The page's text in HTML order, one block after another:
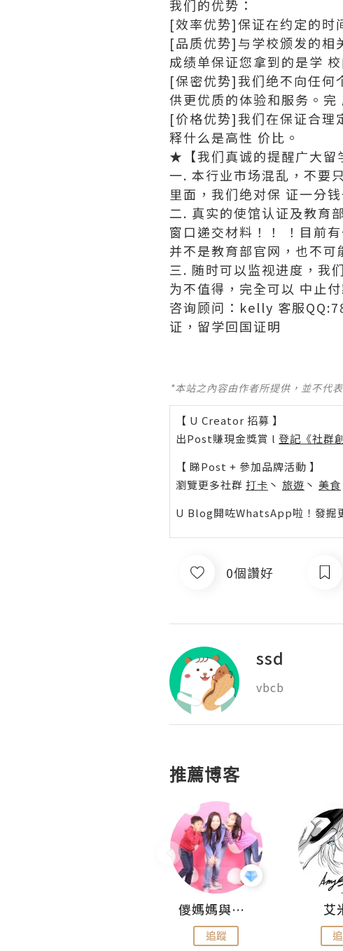
我们的优势：
[效率优势]保证在约定的时
[品质优势]与学校颁发的相
成绩单保证您拿到的是学
[保密优势]我们绝不向任何
供更优质的体验和服务。
[价格优势]我们在保证合理
释什么是高性 价比。
★【我们真诚的提醒广大留
一. 本行业市场混乱，不要
里面，我们绝对保 证一分钱
二. 真实的使馆认证及教育
窗口递交材料！！ ！目前
并不是教育部官网，也不可
三. 随时可以监视进度，我
为不值得，完全可以 中止付
咨询顾问：kelly 客服
证，留学回国证明
*本站之內容由作者所提供，並不代
【 U Creator 招募 】
出Post賺現金獎賞 l 登記《社群
【 睇Post + 參加品牌活動 】
瀏覽更多社群 打卡 丶 旅遊 丶 美食
U Blog開咗WhatsApp啦！發掘
0個讚好
ssd
vbcb
推薦博客
儍媽媽與兩隻小魔怪之家
追蹤
艾